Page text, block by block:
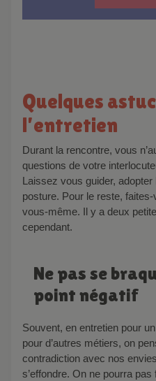
Quelques astuces pendant
l’entretien
Durant la rencontre, vous n’aurez qu’à répondre aux
questions de votre
Laissez vous guider,
posture. Pour le reste,
vous-même. Il y a deux
cependant.
Ne pas se braquer au premier
point négatif
Souvent, en entretien pour un
pour d’autres métiers, on
contradiction avec nos
s’effondre. On ne pourra